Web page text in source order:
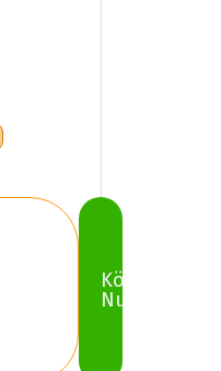
Köp
Nu